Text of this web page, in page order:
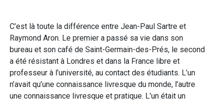
C’est là toute la différence entre Jean-Paul Sartre et
Raymond Aron. Le premier a passé sa vie dans son
bureau et son café de Saint-Germain-des-Prés, le second
a été résistant à Londres et dans la France libre et
professeur à l’université, au contact des étudiants. L’un
n’avait qu’une connaissance livresque du monde, l’autre
une connaissance livresque et pratique. L’un était un